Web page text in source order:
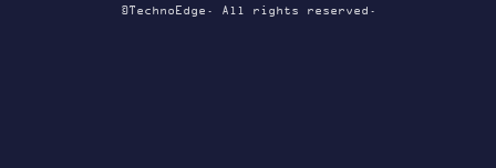
©TechnoEdge. All rights reserved.